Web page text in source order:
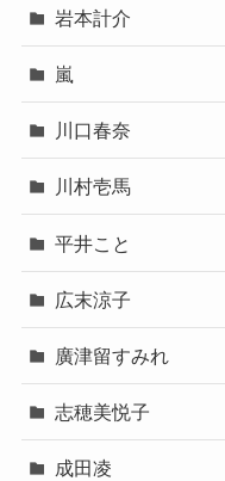
岩本計介
嵐
川口春奈
川村壱馬
平井こと
広末涼子
廣津留すみれ
志穂美悦子
成田凌